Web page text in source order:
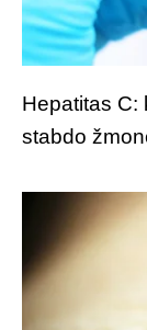
Hepatitas C:
stabdo